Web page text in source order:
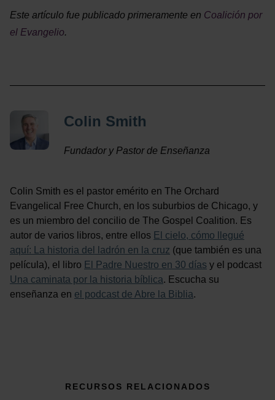
Este artículo fue publicado primeramente en Coalición por
el Evangelio.
Colin Smith
Fundador y Pastor de Enseñanza
Colin Smith es el pastor emérito en The Orchard
Evangelical Free Church, en los suburbios de Chicago, y
es un miembro del concilio de The Gospel Coalition. Es
autor de varios libros, entre ellos El cielo, cómo llegué
aquí: La historia del ladrón en la cruz (que también es una
película), el libro El Padre Nuestro en 30 días y el podcast
Una caminata por la historia bíblica. Escucha su
enseñanza en el podcast de Abre la Biblia.
RECURSOS RELACIONADOS